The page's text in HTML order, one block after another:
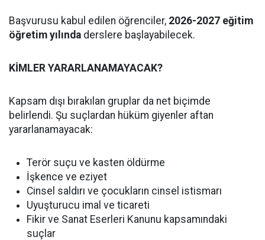
Başvurusu kabul edilen öğrenciler, 2026-2027 eğitim
öğretim yılında derslere başlayabilecek.
KİMLER YARARLANAMAYACAK?
Kapsam dışı bırakılan gruplar da net biçimde
belirlendi. Şu suçlardan hüküm giyenler aftan
yararlanamayacak:
Terör suçu ve kasten öldürme
İşkence ve eziyet
Cinsel saldırı ve çocukların cinsel istismarı
Uyuşturucu imal ve ticareti
Fikir ve Sanat Eserleri Kanunu kapsamındaki
suçlar